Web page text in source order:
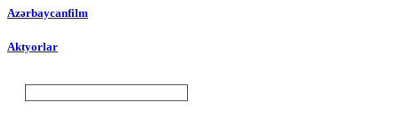
Azərbaycanfilm
Aktyorlar